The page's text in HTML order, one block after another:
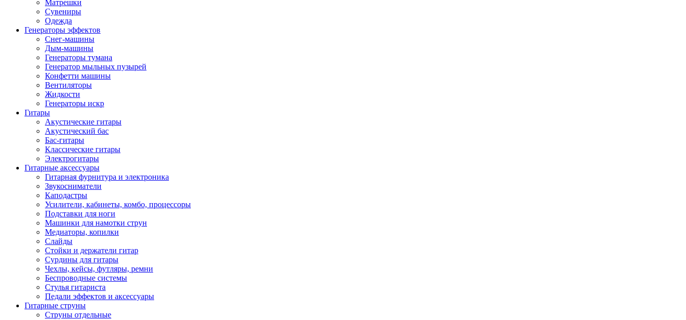
Матрешки
Сувениры
Одежда
Генераторы эффектов
Снег-машины
Дым-машины
Генераторы тумана
Генератор мыльных пузырей
Конфетти машины
Вентиляторы
Жидкости
Генераторы искр
Гитары
Акустические гитары
Акустический бас
Бас-гитары
Классические гитары
Электрогитары
Гитарные аксессуары
Гитарная фурнитура и электроника
Звукосниматели
Каподастры
Усилители, кабинеты, комбо, процессоры
Подставки для ноги
Машинки для намотки струн
Медиаторы, копилки
Слайды
Стойки и держатели гитар
Сурдины для гитары
Чехлы, кейсы, футляры, ремни
Беспроводные системы
Стулья гитариста
Педали эффектов и аксессуары
Гитарные струны
Струны отдельные